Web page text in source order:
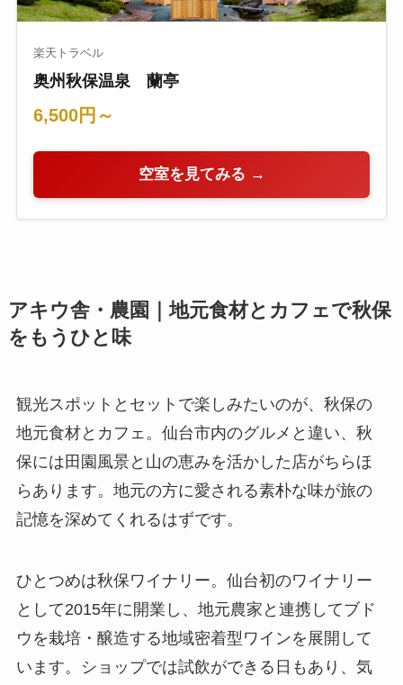
楽天トラベル
奥州秋保温泉 蘭亭
6,500円～
空室を見てみる →
アキウ舎・農園｜地元食材とカフェで秋保
をもうひと味
観光スポットとセットで楽しみたいのが、秋保の
地元食材とカフェ。仙台市内のグルメと違い、秋
保には田園風景と山の恵みを活かした店がちらほ
らあります。地元の方に愛される素朴な味が旅の
記憶を深めてくれるはずです。
ひとつめは秋保ワイナリー。仙台初のワイナリー
として2015年に開業し、地元農家と連携してブド
ウを栽培・醸造する地域密着型ワインを展開して
います。ショップでは試飲ができる日もあり、気